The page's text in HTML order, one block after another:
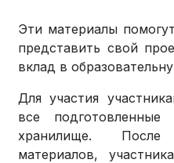
Эти материалы
представить свой
вклад в
Для участия
все
хранилище.
материалов,